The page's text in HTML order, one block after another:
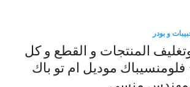
و بودر
وتغليف المنتجات و القطع و كل
موديل ام تو باك